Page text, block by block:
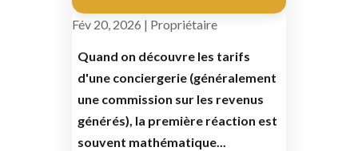
Fév 20, 2026 | Propriétaire
Quand on découvre les tarifs
d'une conciergerie (généralement
une commission sur les revenus
générés), la première réaction est
souvent mathématique...